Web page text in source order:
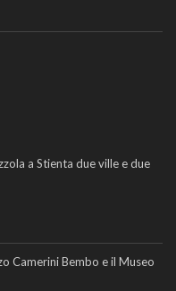
a Stienta due ville e due
Camerini Bembo e il Museo